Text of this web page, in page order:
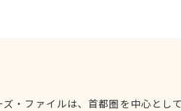
ズ・ファイルは、首都圏を中心と